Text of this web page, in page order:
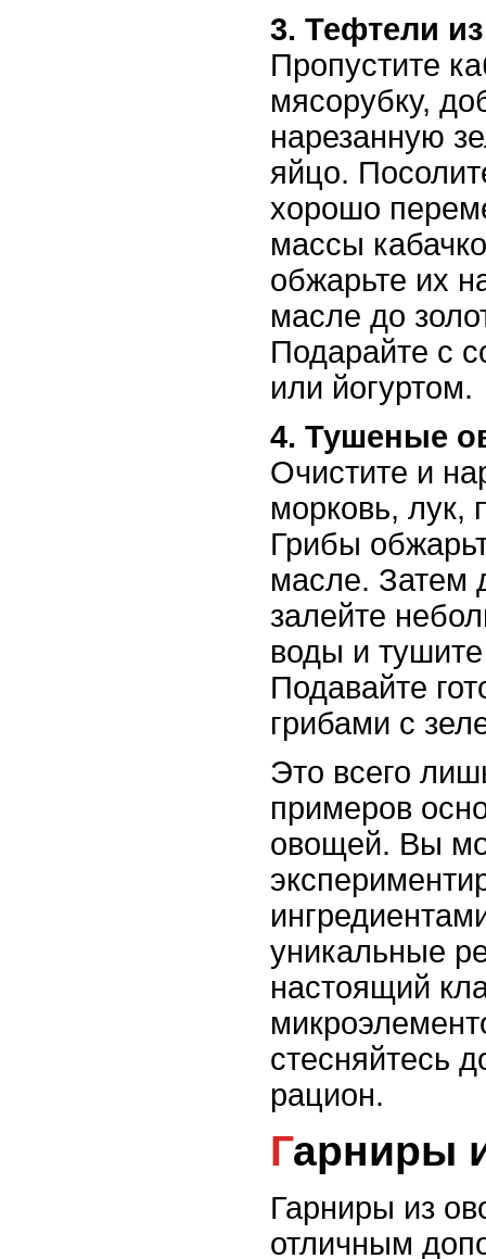
3. Тефтели
Пропустите
мясорубку,
нарезанную
яйцо.
хорошо
массы
обжарьте их
масле до
Подарайте с
или йогуртом.
4. Тушеные
Очистите и
морковь, лук,
Грибы
масле. Затем
залейте
воды и тушите
Подавайте
грибами с
Это всего
примеров
овощей. Вы
уникальные
настоящий
стесняйтесь
рацион.
Гарниры
Гарниры из
отличным